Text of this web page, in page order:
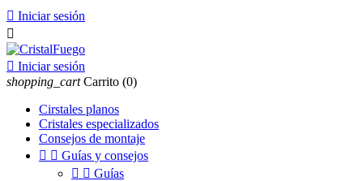
 Iniciar sesión

 Iniciar sesión
shopping_cart Carrito (0)
Cirstales planos
Cristales especializados
Consejos de montaje
  Guías y consejos
  Guías